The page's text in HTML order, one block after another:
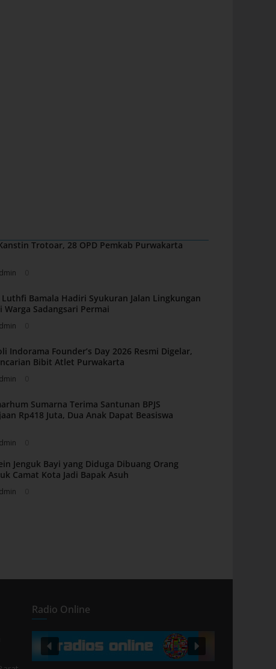
Trotoar, 28 OPD Pemkab Purwakarta
Bamala Hadiri Syukuran Jalan Lingkungan
Warga Sadangsari Permai
Indorama Founder’s Day 2026 Resmi Digelar,
Bibit Atlet Purwakarta
Sumarna Terima Santunan BPJS
Rp418 Juta, Dua Anak Dapat Beasiswa
Jenguk Bayi yang Diduga Dibuang Orang
Camat Kota Jadi Bapak Asuh
Radio Online